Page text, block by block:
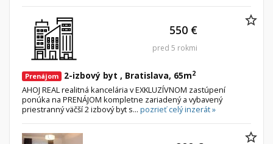
Prenájom 2-izbový byt , Bratislava, 65m2
AHOJ REAL realitná kancelária v EXKLUZÍVNOM zastúpení
ponúka na PRENÁJOM kompletne zariadený a vybavený
priestranný väčší 2 izbový byt s... pozrieť celý inzerát »
550 €
pred 5 rokmi